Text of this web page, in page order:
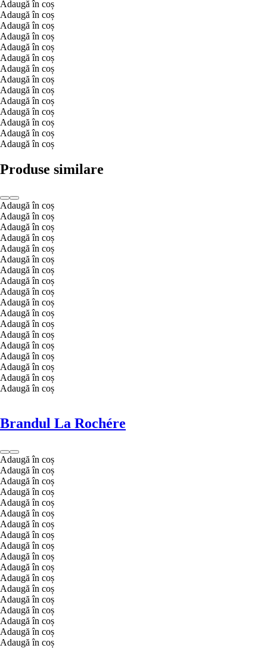
Adaugă în coș
Adaugă în coș
Adaugă în coș
Adaugă în coș
Adaugă în coș
Adaugă în coș
Adaugă în coș
Adaugă în coș
Adaugă în coș
Adaugă în coș
Adaugă în coș
Adaugă în coș
Adaugă în coș
Adaugă în coș
Produse similare
Adaugă în coș
Adaugă în coș
Adaugă în coș
Adaugă în coș
Adaugă în coș
Adaugă în coș
Adaugă în coș
Adaugă în coș
Adaugă în coș
Adaugă în coș
Adaugă în coș
Adaugă în coș
Adaugă în coș
Adaugă în coș
Adaugă în coș
Adaugă în coș
Adaugă în coș
Adaugă în coș
Brandul La Rochére
Adaugă în coș
Adaugă în coș
Adaugă în coș
Adaugă în coș
Adaugă în coș
Adaugă în coș
Adaugă în coș
Adaugă în coș
Adaugă în coș
Adaugă în coș
Adaugă în coș
Adaugă în coș
Adaugă în coș
Adaugă în coș
Adaugă în coș
Adaugă în coș
Adaugă în coș
Adaugă în coș